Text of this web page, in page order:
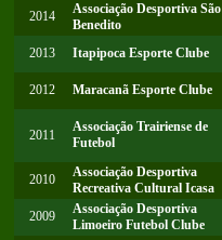
2014
Associação Desportiva São
Benedito
2013
Itapipoca Esporte Clube
2012
Maracanã Esporte Clube
2011
Associação Trairiense de
Futebol
2010
Associação Desportiva
Recreativa Cultural Icasa
2009
Associação Desportiva
Limoeiro Futebol Clube